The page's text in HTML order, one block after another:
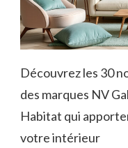
Découvrez les 30
des marques NV
Habitat qui
votre intérieur